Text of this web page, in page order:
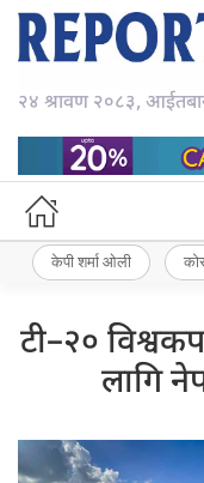
२४ श्रावण २०८३,
केपी शर्मा ओली
टी–२०
लागि